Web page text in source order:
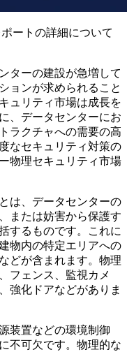
ートの詳細について
ターの建設が急増して
ョンが求められること
ュリティ市場は成長を
、データセンターにお
ラクチャへの需要の高
なセキュリティ対策の
物理セキュリティ市場
は、データセンターの
または妨害から保護す
するものです。これに
物内の特定エリアへの
どが含まれます。物理
フェンス、監視カメ
強化ドアなどがありま
装置などの環境制御
不可欠です。物理的な